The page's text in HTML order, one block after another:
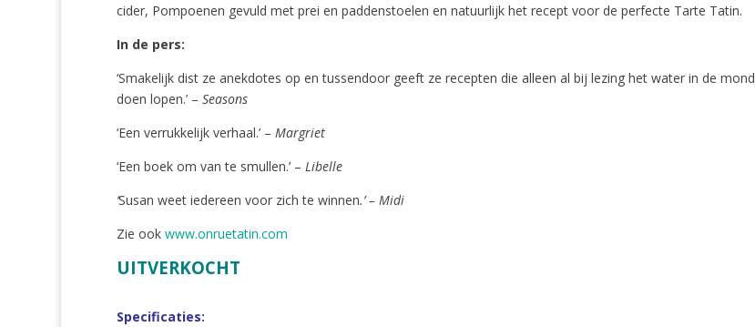
cider, Pompoenen gevuld met prei en paddenstoelen en natuurlijk het recept voor de perfecte Tarte Tatin.
In de pers:
‘Smakelijk dist ze anekdotes op en tussendoor geeft ze recepten die alleen al bij lezing het water in de mond
doen lopen.’ – Seasons
‘Een verrukkelijk verhaal.’ – Margriet
‘Een boek om van te smullen.’ – Libelle
‘Susan weet iedereen voor zich te winnen.’ – Midi
Zie ook www.onruetatin.com
UITVERKOCHT
Specificaties: